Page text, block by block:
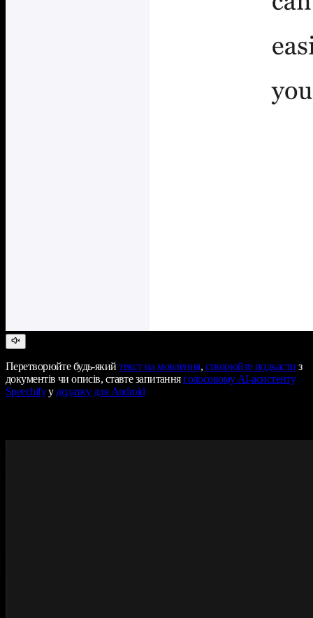
Перетворюйте будь-якийтекст на мовлення, створюйте подкасти з
документів чи описів, ставте запитанняголосовому AI-асистенту
Speechifyудодатку для Android